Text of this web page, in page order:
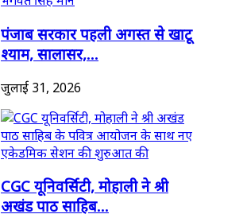
पंजाब सरकार पहली अगस्त से खाटू
श्याम, सालासर,...
जुलाई 31, 2026
CGC यूनिवर्सिटी, मोहाली ने श्री
अखंड पाठ साहिब...